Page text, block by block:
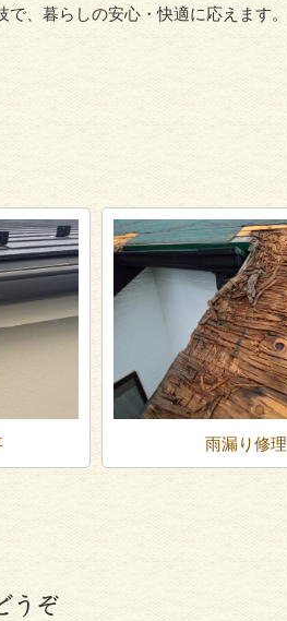
、暮らしの安心・快適に応えます。
雨漏り修理
うぞ